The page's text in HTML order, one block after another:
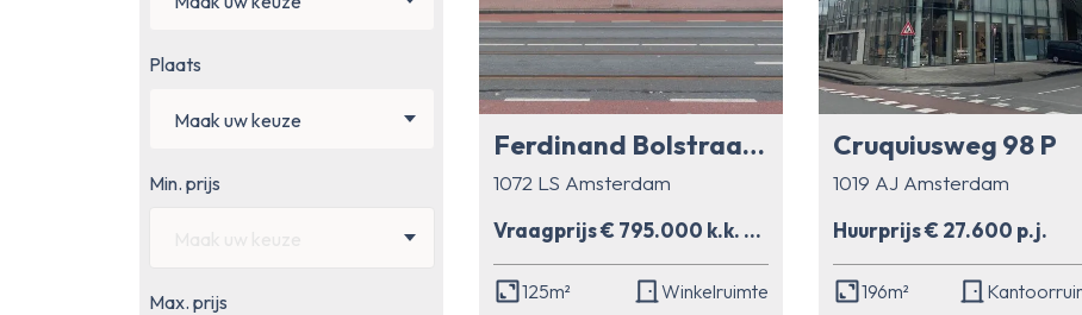
Plaats
Maak uw keuze
Min. prijs
Max. prijs
Ferdinand Bolstraat 152
1072 LS Amsterdam
Vraagprijs € 795.000 k.k. — Huurprijs € 57.000 p.j.
125m² Winkelruimte
Cruquiusweg 98 P
1019 AJ Amsterdam
Huurprijs € 27.600 p.j.
196m²